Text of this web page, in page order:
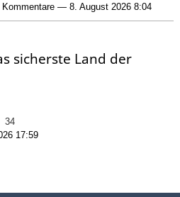
Kommentare — 8. August 2026 8:04
sicherste Land der
34
17:59